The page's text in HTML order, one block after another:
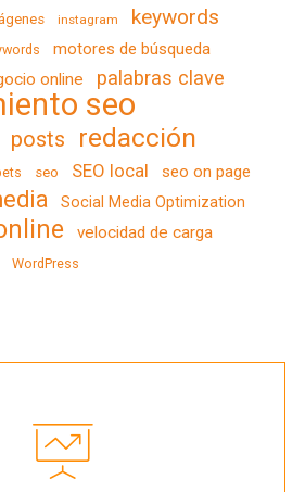
instagram keywords
motores de búsqueda
online palabras clave
seo
posts redacción
seo SEO local seo on page
Social Media Optimization
velocidad de carga
WordPress